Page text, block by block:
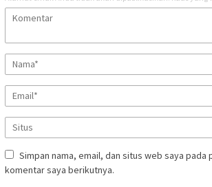
Simpan nama, email, dan situs web saya pada
komentar saya berikutnya.